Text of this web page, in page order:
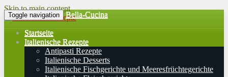
Skip to main content
Toggle navigation Bella-Cucina
Startseite
Italienische Rezepte
Antipasti Rezepte
Italienische Desserts
Italienische Fischgerichte und Meeresfrüchtegerichte